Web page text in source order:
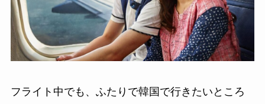
フライト中でも、ふたりで韓国で行きたいところ